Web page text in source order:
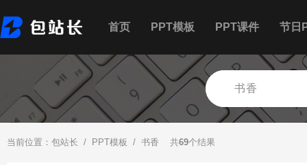
首页 PPT模板 PPT课件 节日
当前位置： 包站长 / PPT模板 / 书香 共69个结果